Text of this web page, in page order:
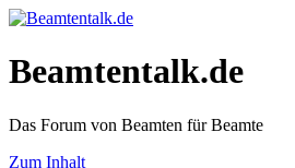
Beamtentalk.de
Das Forum von Beamten für Beamte
Zum Inhalt